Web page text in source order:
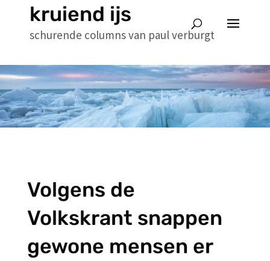
kruiend ijs
schurende columns van paul verburgt
Volgens de
Volkskrant snappen
gewone mensen er